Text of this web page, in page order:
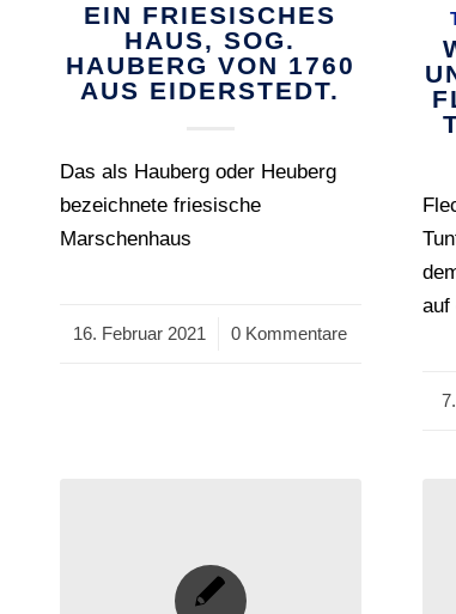
EIN FRIESISCHES
HAUS, SOG.
HAUBERG VON 1760
AUS EIDERSTEDT.
Das als Hauberg oder Heuberg
bezeichnete friesische
Marschenhaus
16. Februar 2021
/ 0 Kommentare
auf